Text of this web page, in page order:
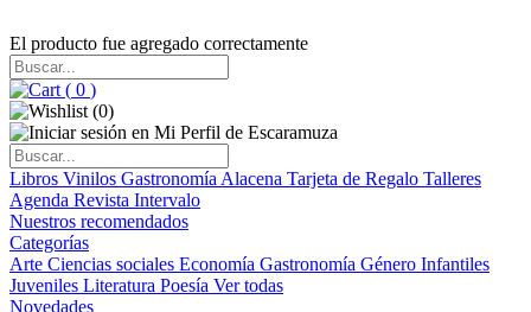
El producto fue agregado correctamente
( 0 )
(0)
Libros Vinilos Gastronomía Alacena Tarjeta de Regalo Talleres
Agenda Revista Intervalo
Nuestros recomendados
Categorías
Arte Ciencias sociales Economía Gastronomía Género Infantiles
Juveniles Literatura Poesía Ver todas
Novedades